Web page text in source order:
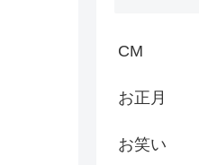
CM
お正月
お笑い